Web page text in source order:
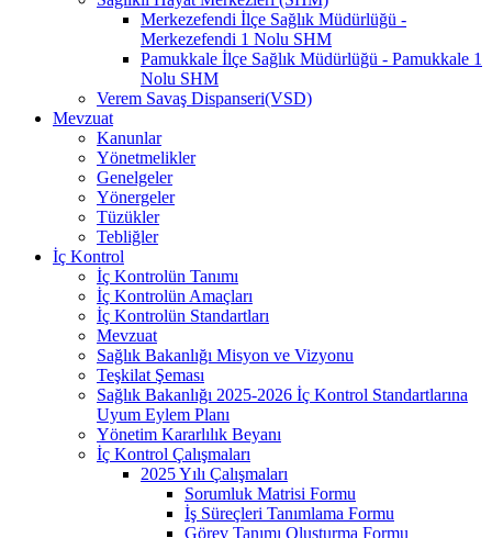
Merkezefendi İlçe Sağlık Müdürlüğü -
Merkezefendi 1 Nolu SHM
Pamukkale İlçe Sağlık Müdürlüğü - Pamukkale 1
Nolu SHM
Verem Savaş Dispanseri(VSD)
Mevzuat
Kanunlar
Yönetmelikler
Genelgeler
Yönergeler
Tüzükler
Tebliğler
İç Kontrol
İç Kontrolün Tanımı
İç Kontrolün Amaçları
İç Kontrolün Standartları
Mevzuat
Sağlık Bakanlığı Misyon ve Vizyonu
Teşkilat Şeması
Sağlık Bakanlığı 2025-2026 İç Kontrol Standartlarına
Uyum Eylem Planı
Yönetim Kararlılık Beyanı
İç Kontrol Çalışmaları
2025 Yılı Çalışmaları
Sorumluk Matrisi Formu
İş Süreçleri Tanımlama Formu
Görev Tanımı Oluşturma Formu